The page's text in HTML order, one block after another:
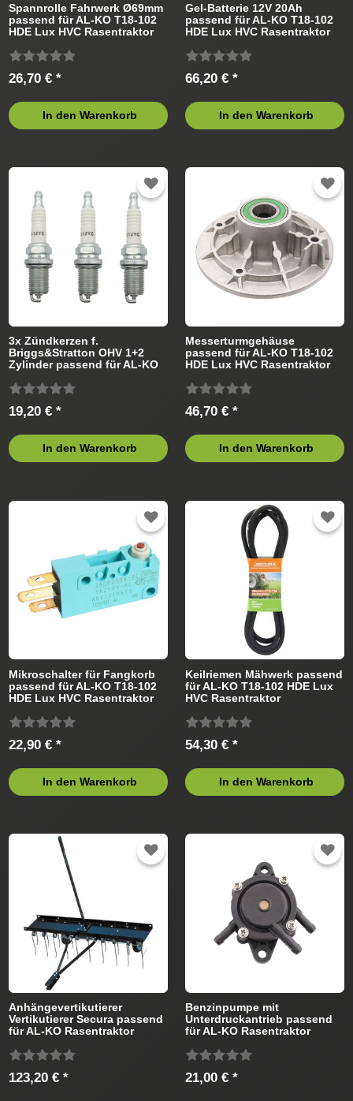
Spannrolle Fahrwerk Ø69mm
passend für AL-KO T18-102
HDE Lux HVC Rasentraktor
26,70 € *
In den Warenkorb
Gel-Batterie 12V 20Ah
passend für AL-KO T18-102
HDE Lux HVC Rasentraktor
66,20 € *
In den Warenkorb
3x Zündkerzen f.
Briggs&Stratton OHV 1+2
Zylinder passend für AL-KO
19,20 € *
In den Warenkorb
Messerturmgehäuse
passend für AL-KO T18-102
HDE Lux HVC Rasentraktor
46,70 € *
In den Warenkorb
Mikroschalter für Fangkorb
passend für AL-KO T18-102
HDE Lux HVC Rasentraktor
22,90 € *
In den Warenkorb
Keilriemen Mähwerk passend
für AL-KO T18-102 HDE Lux
HVC Rasentraktor
54,30 € *
In den Warenkorb
Anhängevertikutierer
Vertikutierer Secura passend
für AL-KO Rasentraktor
123,20 € *
Benzinpumpe mit
Unterdruckantrieb passend
für AL-KO Rasentraktor
21,00 € *